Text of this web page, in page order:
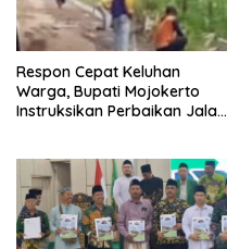
Respon Cepat Keluhan
Warga, Bupati Mojokerto
Instruksikan Perbaikan Jalan